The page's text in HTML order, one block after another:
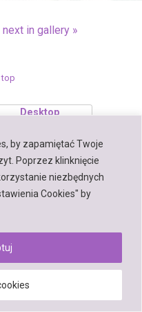
by zapamiętać Twoje
Poprzez klinknięcie
niezbędnych
Cookies" by
next in gallery »
top
Desktop
for WordPress